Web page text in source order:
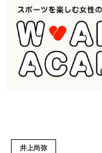
井上尚弥